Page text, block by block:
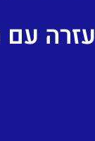
עזרה עם